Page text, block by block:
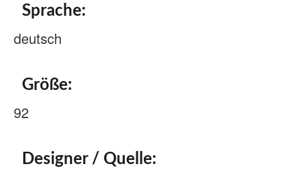
Sprache:
deutsch
Größe:
92
Designer / Quelle: